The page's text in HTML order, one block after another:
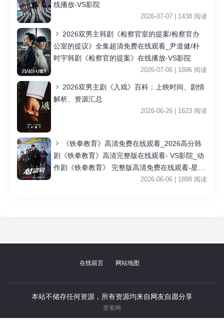
线播放-VS影院
2026-07-07 | 1438 阅读
2026双男主韩剧《检察官室的提案/检察官办
公室的提议》全集超清免费在线观看_尹道健/朴
时宇韩剧《检察官的提案》在线播放-VS影院
2026-07-06 | 1896 阅读
2026双男主剧《入戏》百科：上映时间、剧情
解析、资源汇总
2026-06-26 | 1623 阅读
《铁拳教育》高清免费在线观看_2026高分韩
剧《铁拳教育》高清完整版在线观看- VS影院_动
作剧《铁拳教育》 完整版高清免费在线观看-星空
影院李星民主演《铁拳教育》无广告_VS影视
2026-06-06 | 1898 阅读
在线留言 网站地图
本站不储存任何资源，所有资源均来自网友自愿分享
爱看网